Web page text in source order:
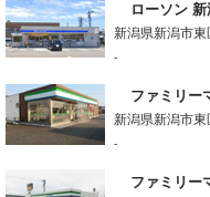
ローソン
新潟県新潟市東
-
ファミリー
新潟県新潟市東
-
ファミリー